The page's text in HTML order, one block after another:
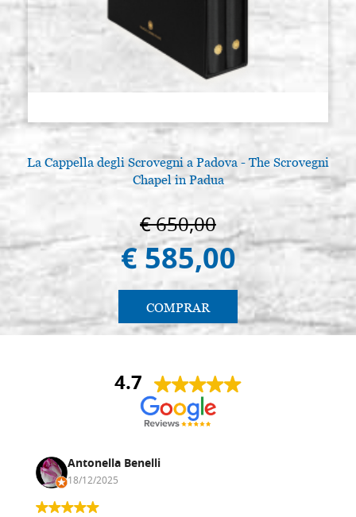
La Cappella degli Scrovegni a Padova - The Scrovegni
Chapel in Padua
€ 650,00
€ 585,00
COMPRAR
4.7
Antonella Benelli
18/12/2025